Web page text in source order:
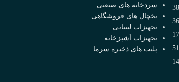
38
سردخانه های صنعتی
یخچال های فروشگاهی
تجهیزات لبنیاتی
تجهیزات آشپزخانه
پلیت های ذخیره سرما